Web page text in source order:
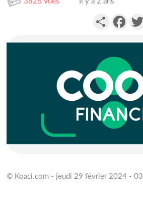
Partager
© Koaci.com - jeudi 29 février 2024 -